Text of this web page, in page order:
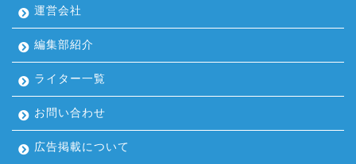
運営会社
編集部紹介
ライター一覧
お問い合わせ
広告掲載について